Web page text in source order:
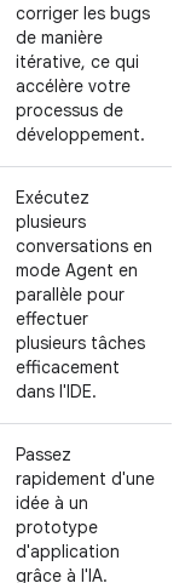
corriger les bugs
de manière
itérative, ce qui
accélère votre
processus de
développement.
Exécutez
plusieurs
conversations en
mode Agent en
parallèle pour
effectuer
plusieurs tâches
efficacement
dans l'IDE.
Passez
rapidement d'une
idée à un
prototype
d'application
grâce à l'IA.